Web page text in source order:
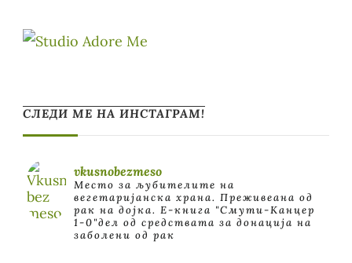
СЛЕДИ МЕ НА ИНСТАГРАМ!
vkusnobezmeso
Место за љубителите на
вегетаријанска храна. Преживеана од
рак на дојка. E-книга "Смути-Канцер
1-0"дел од средствата за донација на
заболени од рак